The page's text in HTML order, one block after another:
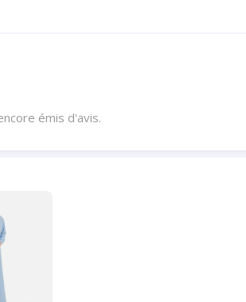
émis d'avis.